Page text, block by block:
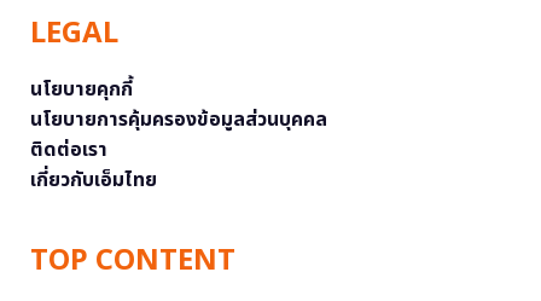
LEGAL
นโยบายคุกกี้
นโยบายการคุ้มครองข้อมูลส่วนบุคคล
ติดต่อเรา
เกี่ยวกับเอ็มไทย
TOP CONTENT